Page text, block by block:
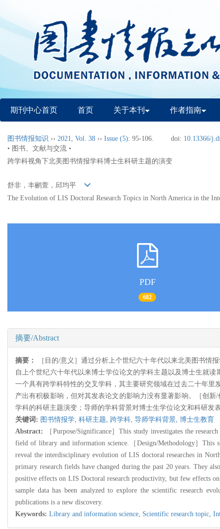
期刊中心首页 首页 关于本刊 作者指南
图书情报知识 ›› 2021, Vol. 38 ›› Issue (5): 95-106. doi: 10.13366/
• 图书、文献与交流 •
跨学科视角下北美图书情报学科博士生科研主题的演变
舒非，丰鹂萱，邱均平
The Evolution of LIS Doctoral Research Topics in North America in the
PDF
682
摘要/Abstract
摘要：
［目的/意义］通过分析上个世纪六十年代以来北美图书情
自上个世纪六十年代以来博士学位论文的学科主题以及博士生就
一个具有跨学科特性的交叉学科，其主要研究领域在过去二十年
产出有积极影响，但对其发表论文的影响力没有显著影响。［创新
学科的科研主题演变；导师的学科背景对博士生学位论文和科研发
关键词: 图书情报学, 科研主题, 跨学科, 导师学科背景, 博士生教育
Abstract:
［Purpose/Significance］This study investigates the
field of library and information science.
［Design/Methodology］This
reveal the interdisciplinary evolution of LIS doctoral researches in
primary research fields have changed during the past 20 years. They
positive effects on LIS Doctoral research productivity, but few effects
sample data has been analyzed to explore the scientific research
publications is a new discovery.
Keywords: Library and information science, Scientific research topic,